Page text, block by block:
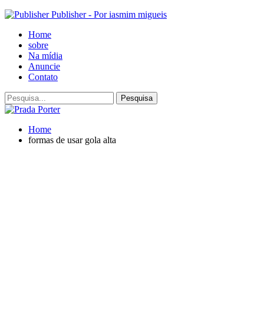
Publisher - Por iasmim migueis
Home
sobre
Na mídia
Anuncie
Contato
Home
formas de usar gola alta